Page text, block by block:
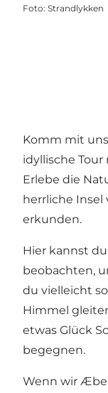
Foto: Strandlykken
Komm mit
idyllische
Erlebe die
herrliche Insel
erkunden.
Hier kannst
beobachten,
du vielleicht
Himmel
etwas Glück
begegnen.
Wenn wir